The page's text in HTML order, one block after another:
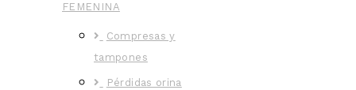
FEMENINA
Compresas y
tampones
Pérdidas orina